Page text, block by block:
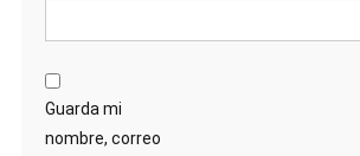
Guarda mi
nombre, correo